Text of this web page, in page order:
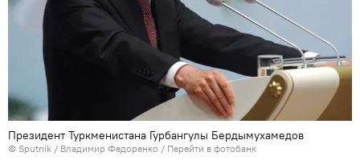
Президент Туркменистана Гурбангулы Бердымухамедов
© Sputnik / Владимир Федоренко / Перейти в фотобанк